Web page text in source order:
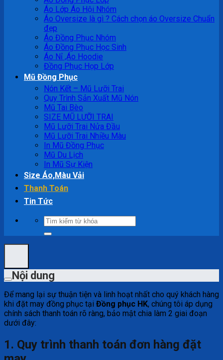
Áo Lớp Áo Hội Nhóm
Áo Oversize là gì ? Cách chọn áo Oversize Chuẩn
đẹp
Áo Đồng Phục Nhóm
Áo Đồng Phục Học Sinh
Áo Nỉ ,Áo Hoodie
Đồng Phục Họp Lớp
Mũ Đồng Phục
Nón Kết – Mũ Lưỡi Trai
Quy Trình Sản Xuất Mũ Nón
Mũ Tai Bèo
SIZE MŨ LƯỠI TRAI
Mũ Lưỡi Trai Nửa Đầu
Mũ Lưỡi Trai Nhiều Màu
In Mũ Đồng Phục
Mũ Du Lịch
In Mũ Sự Kiện
Size Áo,Màu Vải
Thanh Toán
Tin Tức
Tìm
kiếm:
Nội dung
Để mang lại sự thuận tiện và linh hoạt nhất cho quý khách hàng
khi đặt may đồng phục tại Đồng phục HK, chúng tôi áp dụng
chính sách thanh toán rõ ràng, bảo mật chia làm 2 giai đoạn
dưới đây:
1. Quy trình thanh toán đơn hàng đặt